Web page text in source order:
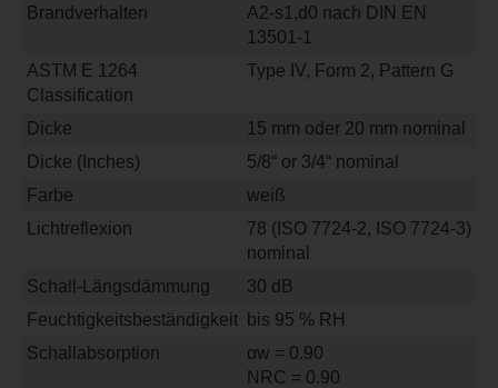
Brandverhalten
A2-s1,d0 nach DIN EN
13501-1
ASTM E 1264
Classification
Type IV, Form 2, Pattern G
Dicke
15 mm oder 20 mm nominal
Dicke (Inches)
5/8“ or 3/4“ nominal
Farbe
weiß
Lichtreflexion
78 (ISO 7724-2, ISO 7724-3)
nominal
Schall-Längsdämmung
30 dB
Feuchtigkeitsbeständigkeit
bis 95 % RH
Schallabsorption
αw = 0.90
NRC = 0.90